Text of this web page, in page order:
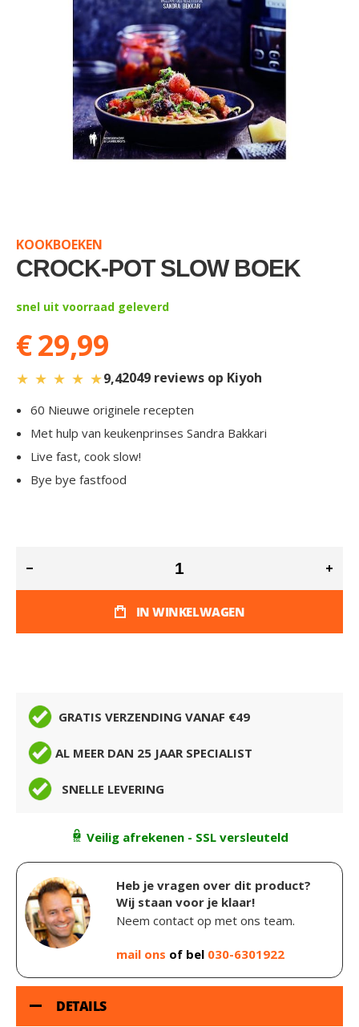
beginning
of
the
gallery
KOOKBOEKEN
CROCK-POT SLOW BOEK
snel uit voorraad geleverd
€ 29,99
★ ★ ★ ★ ★9,42049 reviews op Kiyoh
60 Nieuwe originele recepten
Met hulp van keukenprinses Sandra Bakkari
Live fast, cook slow!
Bye bye fastfood
IN WINKELWAGEN
GRATIS VERZENDING VANAF €49
AL MEER DAN 25 JAAR SPECIALIST
SNELLE LEVERING
Veilig afrekenen - SSL versleuteld
Heb je vragen over dit product?
Wij staan voor je klaar!
Neem contact op met ons team.
mail ons of bel 030-6301922
DETAILS